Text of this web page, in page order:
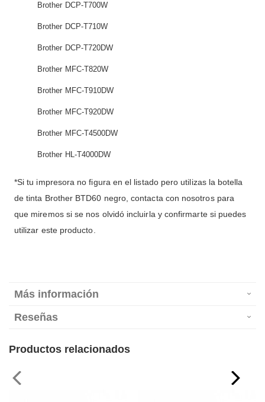
Brother DCP-T700W
Brother DCP-T710W
Brother DCP-T720DW
Brother MFC-T820W
Brother MFC-T910DW
Brother MFC-T920DW
Brother MFC-T4500DW
Brother HL-T4000DW
*Si tu impresora no figura en el listado pero utilizas la botella
de tinta Brother BTD60 negro, contacta con nosotros para
que miremos si se nos olvidó incluirla y confirmarte si puedes
utilizar este producto.
Más información
Reseñas
Productos relacionados